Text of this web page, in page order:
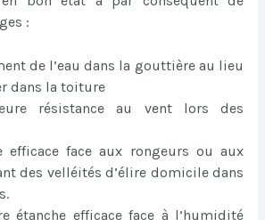
:
de l’eau dans la gouttière au lieu
dans la toiture
résistance au vent lors des
efficace face aux rongeurs ou aux
des velléités d’élire domicile dans
étanche efficace face à l’humidité